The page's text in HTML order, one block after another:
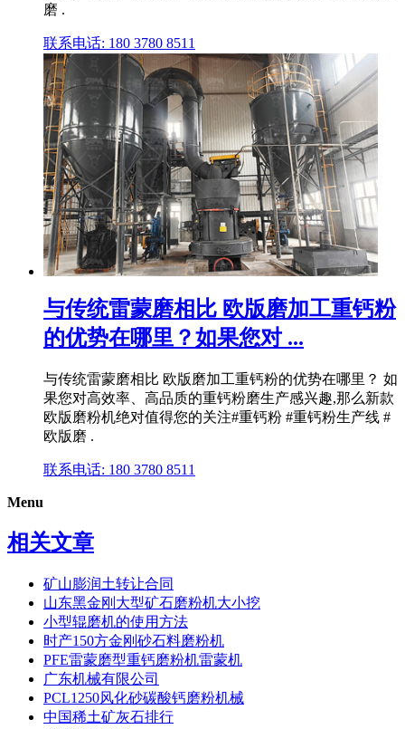
磨 .
联系电话: 180 3780 8511
与传统雷蒙磨相比 欧版磨加工重钙粉
的优势在哪里？如果您对 ...
与传统雷蒙磨相比 欧版磨加工重钙粉的优势在哪里？ 如
果您对高效率、高品质的重钙粉磨生产感兴趣,那么新款
欧版磨粉机绝对值得您的关注#重钙粉 #重钙粉生产线 #
欧版磨 .
联系电话: 180 3780 8511
Menu
相关文章
矿山膨润土转让合同
山东黑金刚大型矿石磨粉机大小挖
小型辊磨机的使用方法
时产150方金刚砂石料磨粉机
PFE雷蒙磨型重钙磨粉机雷蒙机
广东机械有限公司
PCL1250风化砂碳酸钙磨粉机械
中国稀土矿灰石排行